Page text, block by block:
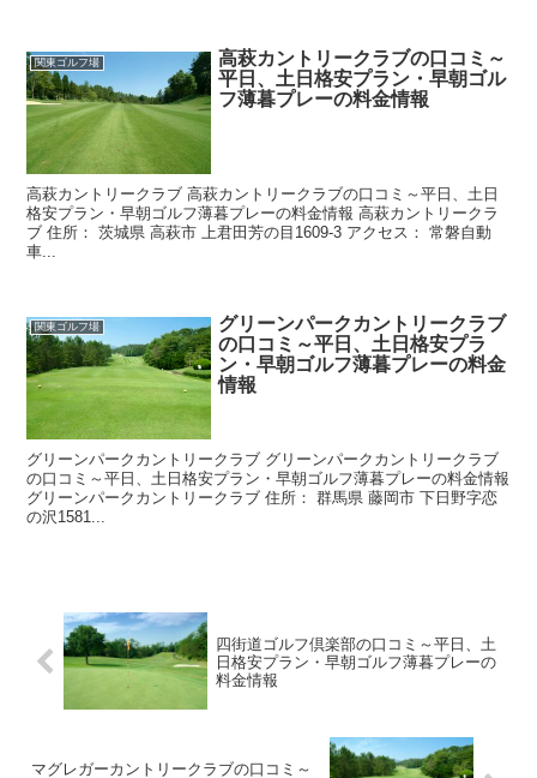
関東ゴルフ場
高萩カントリークラブの口コミ～
平日、土日格安プラン・早朝ゴル
フ薄暮プレーの料金情報
高萩カントリークラブ 高萩カントリークラブの口コミ～平日、土日
格安プラン・早朝ゴルフ薄暮プレーの料金情報 高萩カントリークラ
ブ 住所： 茨城県 高萩市 上君田芳の目1609-3 アクセス： 常磐自動
車...
関東ゴルフ場
グリーンパークカントリークラブ
の口コミ～平日、土日格安プラ
ン・早朝ゴルフ薄暮プレーの料金
情報
グリーンパークカントリークラブ グリーンパークカントリークラブ
の口コミ～平日、土日格安プラン・早朝ゴルフ薄暮プレーの料金情報
グリーンパークカントリークラブ 住所： 群馬県 藤岡市 下日野字恋
の沢1581...
四街道ゴルフ倶楽部の口コミ～平日、土
日格安プラン・早朝ゴルフ薄暮プレーの
料金情報
マグレガーカントリークラブの口コミ～